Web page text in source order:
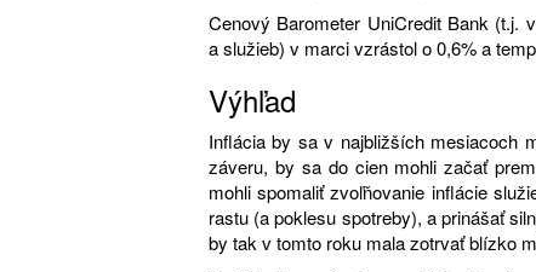
Cenový Barometer UniCredit Bank (t.j.
a služieb) v marci vzrástol o 0,6% a
Výhľad
Inflácia by sa v najbližších mesiacoch
záveru, by sa do cien mohli začať
mohli spomaliť zvoľňovanie inflácie
rastu (a poklesu spotreby), a prinášať
by tak v tomto roku mala zotrvať blízko